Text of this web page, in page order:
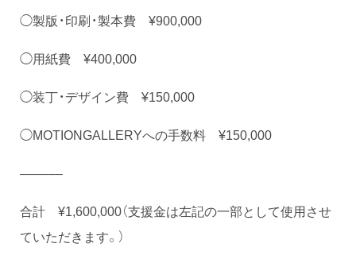
◯製版・印刷・製本費 ¥900,000
◯用紙費 ¥400,000
◯装丁・デザイン費 ¥150,000
◯MOTIONGALLERYへの手数料 ¥150,000
––––––
合計 ¥1,600,000（支援金は左記の一部として使用させ
ていただきます。）